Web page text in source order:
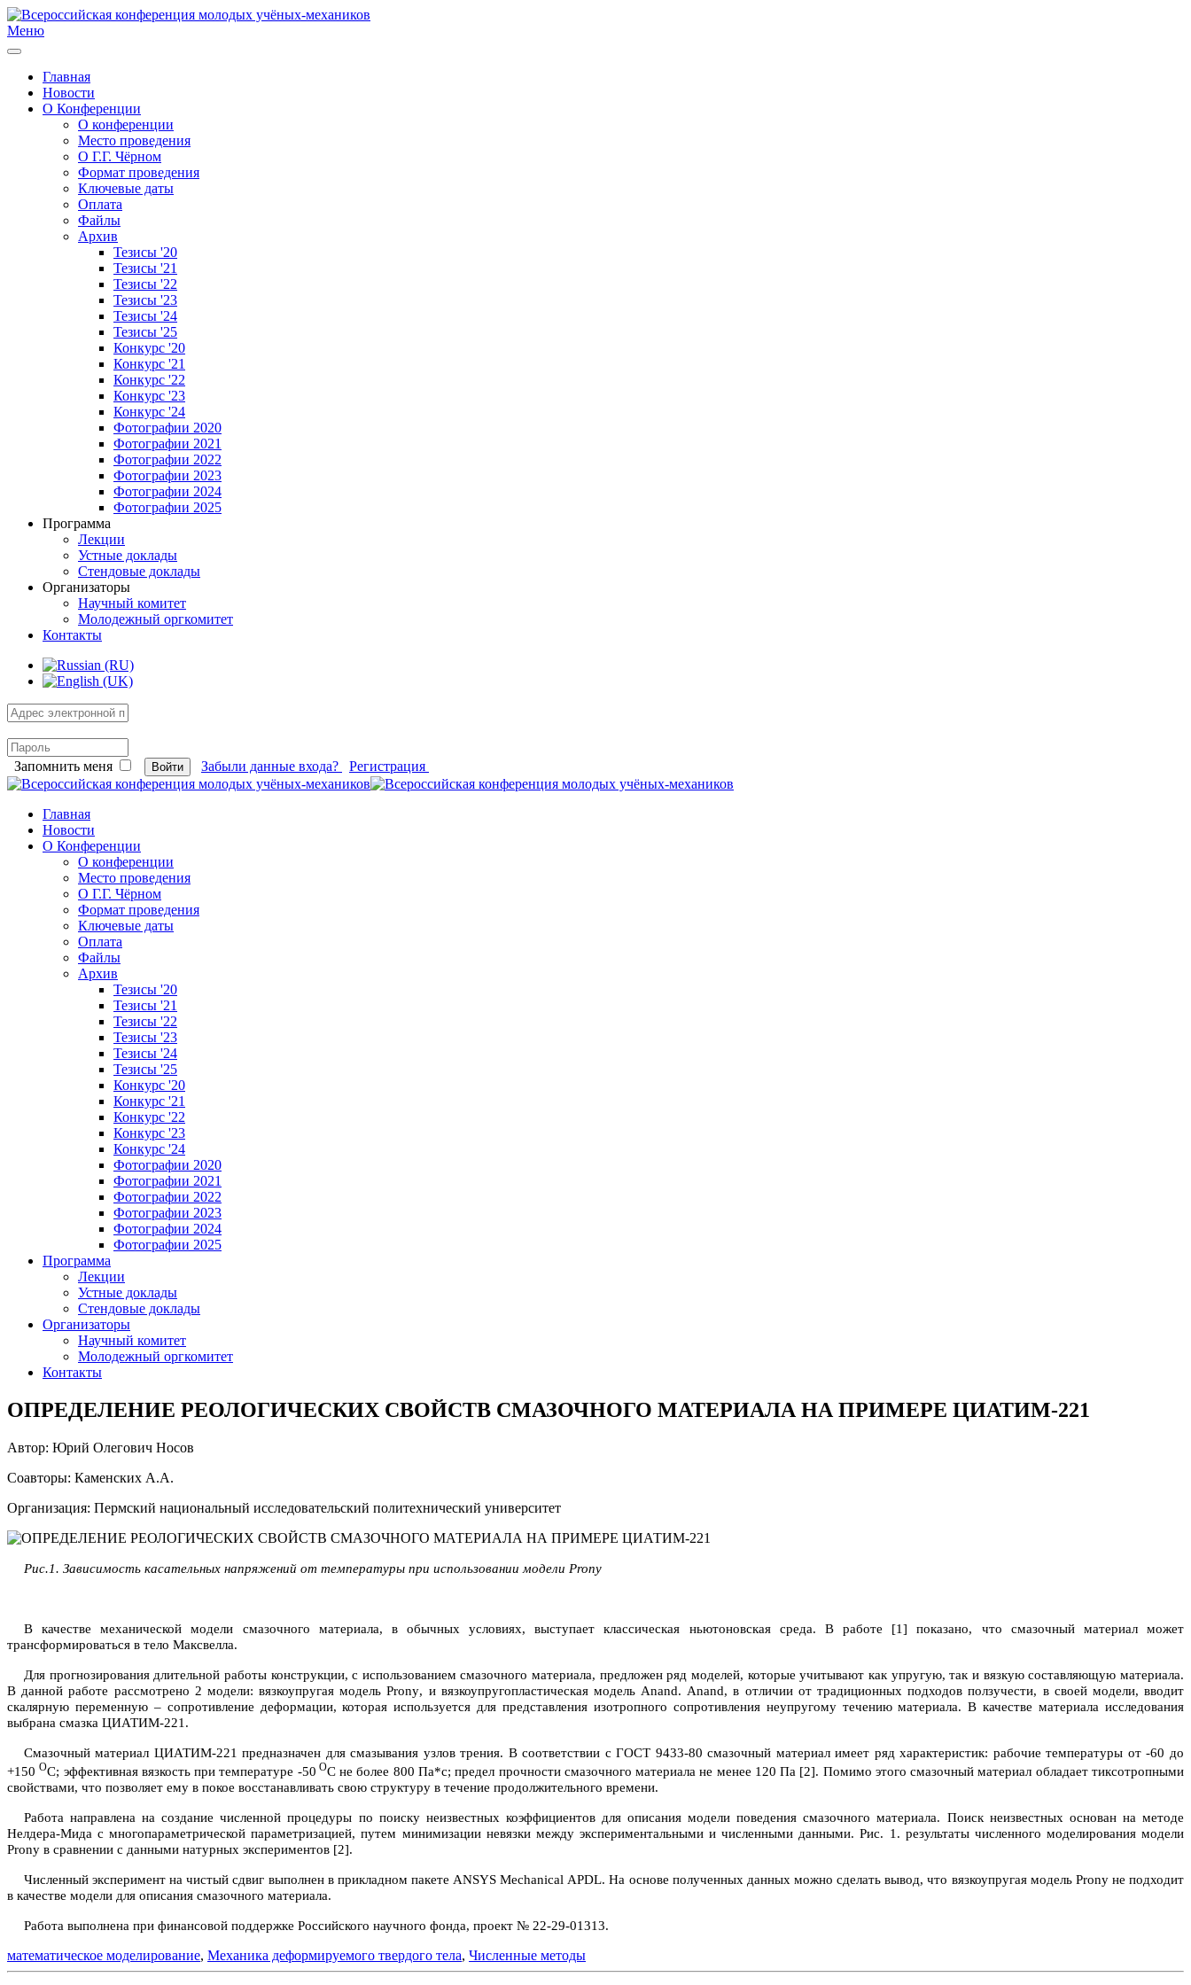
Меню
Главная
Новости
О Конференции
О конференции
Место проведения
О Г.Г. Чёрном
Формат проведения
Ключевые даты
Оплата
Файлы
Архив
Тезисы '20
Тезисы '21
Тезисы '22
Тезисы '23
Тезисы '24
Тезисы '25
Конкурс '20
Конкурс '21
Конкурс '22
Конкурс '23
Конкурс '24
Фотографии 2020
Фотографии 2021
Фотографии 2022
Фотографии 2023
Фотографии 2024
Фотографии 2025
Программа
Лекции
Устные доклады
Стендовые доклады
Организаторы
Научный комитет
Молодежный оргкомитет
Контакты
Запомнить меня Войти Забыли данные входа? Регистрация
Главная
Новости
О Конференции
О конференции
Место проведения
О Г.Г. Чёрном
Формат проведения
Ключевые даты
Оплата
Файлы
Архив
Тезисы '20
Тезисы '21
Тезисы '22
Тезисы '23
Тезисы '24
Тезисы '25
Конкурс '20
Конкурс '21
Конкурс '22
Конкурс '23
Конкурс '24
Фотографии 2020
Фотографии 2021
Фотографии 2022
Фотографии 2023
Фотографии 2024
Фотографии 2025
Программа
Лекции
Устные доклады
Стендовые доклады
Организаторы
Научный комитет
Молодежный оргкомитет
Контакты
ОПРЕДЕЛЕНИЕ РЕОЛОГИЧЕСКИХ СВОЙСТВ СМАЗОЧНОГО МАТЕРИАЛА НА ПРИМЕРЕ ЦИАТИМ-221
Автор: Юрий Олегович Носов
Соавторы: Каменских А.А.
Организация: Пермский национальный исследовательский политехнический университет
Рис.1. Зависимость касательных напряжений от температуры при использовании модели Prony
В качестве механической модели смазочного материала, в обычных условиях, выступает классическая ньютоновская среда. В работе [1] показано, что смазочный материал может
трансформироваться в тело Максвелла.
Для прогнозирования длительной работы конструкции, с использованием смазочного материала, предложен ряд моделей, которые учитывают как упругую, так и вязкую составляющую материала.
В данной работе рассмотрено 2 модели: вязкоупругая модельProny, и вязкоупругопластическая модель Anand. Anand, в отличии от традиционных подходов ползучести, в своей модели, вводит
скалярную переменную – сопротивление деформации, которая используется для представления изотропного сопротивления неупругому течению материала. В качестве материала исследования
выбрана смазка ЦИАТИМ-221.
Смазочный материал ЦИАТИМ-221 предназначен для смазывания узлов трения. В соответствии с ГОСТ 9433-80 смазочный материал имеет ряд характеристик: рабочие температуры от -60 до
+150ОС; эффективная вязкость при температуре -50 ОС не более 800 Па*с; предел прочности смазочного материала не менее 120 Па [2]. Помимо этого смазочный материал обладает тиксотропными
свойствами, что позволяет ему в покое восстанавливать свою структуру в течение продолжительного времени.
Работа направлена на создание численной процедуры по поиску неизвестных коэффициентов для описания модели поведения смазочного материала. Поиск неизвестных основан на методе
Нелдера-Мида с многопараметрической параметризацией, путем минимизации невязки между экспериментальными и численными данными. Рис. 1. результаты численного моделирования модели
Prony в сравнении с данными натурных экспериментов [2].
Численный эксперимент на чистый сдвиг выполнен в прикладном пакете ANSYS Mechanical APDL. На основе полученных данных можно сделать вывод, что вязкоупругая модель Pronyне подходит
в качестве модели для описания смазочного материала.
Работа выполнена при финансовой поддержке Российского научного фонда, проект № 22-29-01313.
математическое моделирование, Механика деформируемого твердого тела, Численные методы